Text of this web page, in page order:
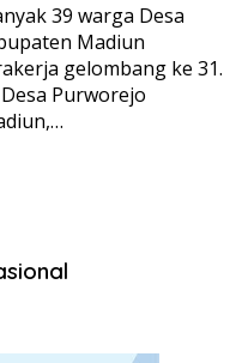
39 warga Desa
Madiun
gelombang ke 31.
Purworejo